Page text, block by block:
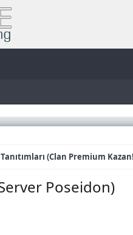
(Clan Premium
Poseidon)